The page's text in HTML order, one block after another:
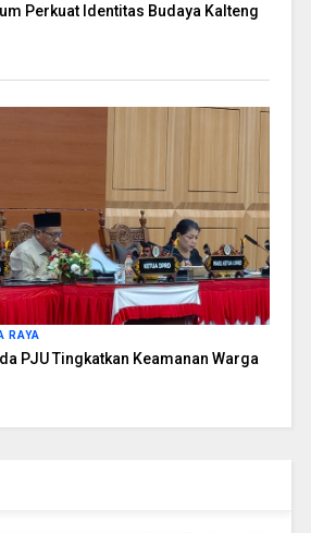
Perkuat Identitas Budaya Kalteng
RAYA
PJU Tingkatkan Keamanan Warga